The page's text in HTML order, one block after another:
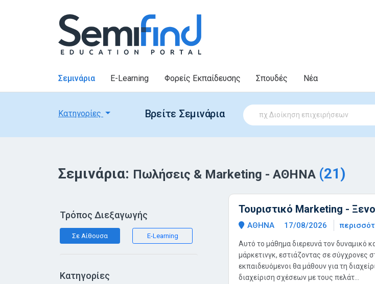
Σεμινάρια E-Learning Φορείς Εκπαίδευσης Σπουδές Νέα
Κατηγορίες Βρείτε Σεμινάρια
Σεμινάρια: Πωλήσεις & Marketing - ΑΘΗΝΑ (21)
Τρόπος Διεξαγωγής
Σε Αίθουσα E-Learning
Κατηγορίες
Τουριστικό Marketing -
ΑΘΗΝΑ 17/08/2026
Αυτό το μάθημα διερευνά τον δυναμικό
μάρκετινγκ, εστιάζοντας σε σύγχρονες
εκπαιδευόμενοι θα μάθουν για τη
διαχείριση σχέσεων με τους πελάτ...